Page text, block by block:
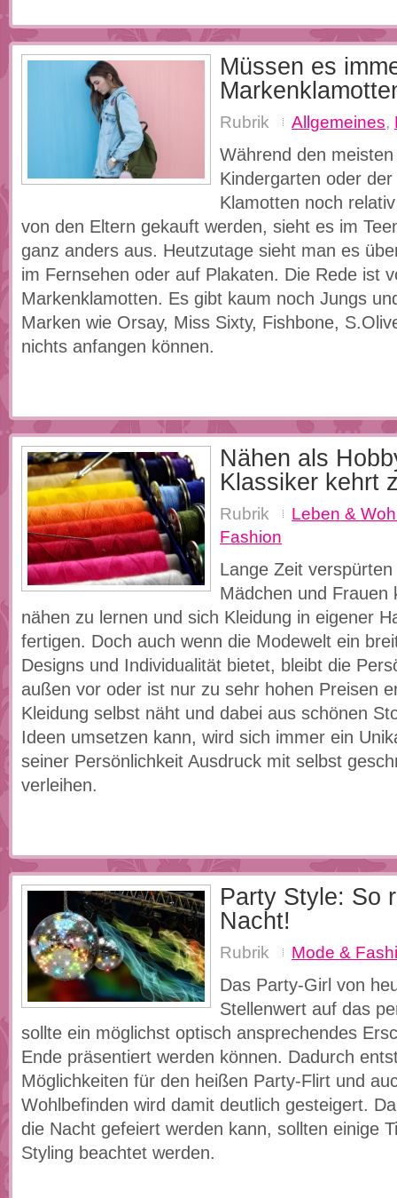
Müssen es
Rubrik Allgemeines,
Während den
Kindergarten oder
Klamotten noch
von den Eltern gekauft werden, sieht es im
ganz anders aus. Heutzutage sieht man es
im Fernsehen oder auf Plakaten. Die Rede ist
Markenklamotten. Es gibt kaum noch Jungs
Marken wie Orsay, Miss Sixty, Fishbone,
nichts anfangen können.
Nähen als
Klassiker kehrt
Rubrik
Leben &
Fashion
Lange Zeit
Mädchen und Frauen
nähen zu lernen und sich Kleidung in eigener
fertigen. Doch auch wenn die Modewelt ein
Designs und Individualität bietet, bleibt die
außen vor oder ist nur zu sehr hohen Preisen
Kleidung selbst näht und dabei aus schönen
Ideen umsetzen kann, wird sich immer ein
seiner Persönlichkeit Ausdruck mit selbst
verleihen.
Party Style: So
Nacht!
Rubrik Mode &
Das Party-Girl von
Stellenwert auf das
sollte ein möglichst optisch ansprechendes
Ende präsentiert werden können. Dadurch
Möglichkeiten für den heißen Party-Flirt und
Wohlbefinden wird damit deutlich gesteigert.
die Nacht gefeiert werden kann, sollten einige
Styling beachtet werden.